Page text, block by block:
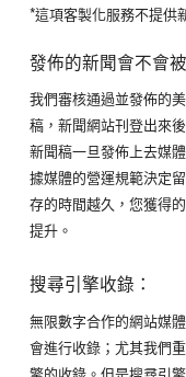
*這項客製化服務不提供
發佈的新聞會不會
我們審核通過並發佈的
稿，新聞網站刊登出來
新聞稿一旦發佈上去媒
據媒體的營運規範決定
存的時間越久，您獲得
提升。
搜尋引擎收錄：
無限數字合作的網站媒
會進行收錄；尤其我們